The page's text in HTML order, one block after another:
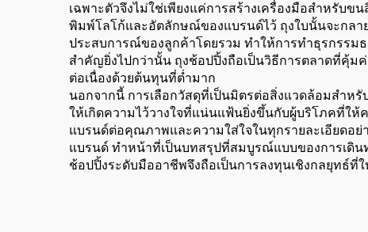
เฉพาะตัวจึงไม่ใช่เพียงแค่การสร้างเครื่องมือสำหรับ
พิมพ์โลโก้และอัตลักษณ์ของแบรนด์ไว้ ถุงใบนั้นจะกล
ประสบการณ์ของลูกค้าโดยรวม ทำให้การทำธุรกรรม
สำคัญยิ่งไปกว่านั้น ถุงช้อปปิ้งถือเป็นวิธีการตลาดที่คุ้ม
ต่อเนื่องด้วยต้นทุนที่ต่ำมาก
นอกจากนี้ การเลือกวัสดุที่เป็นมิตรต่อสิ่งแวดล้อมสำห
ให้เกิดความไว้วางใจที่แน่นแฟ้นยิ่งขึ้นกับผู้บริโภคที่ใ
แบรนด์ต่อคุณภาพและความใส่ใจในทุกรายละเอียดอ
แบรนด์ ทำหน้าที่เป็นบทสรุปที่สมบูรณ์แบบของการเดิ
ช้อปปิ้งระดับมืออาชีพจึงถือเป็นการลงทุนเชิงกลยุทธ์